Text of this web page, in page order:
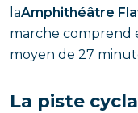
laAmphithéâtre
marche comprend
moyen de 27
La piste